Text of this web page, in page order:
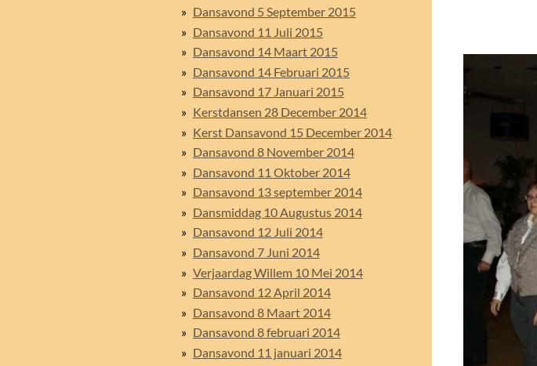
Dansavond 5 September 2015
Dansavond 11 Juli 2015
Dansavond 14 Maart 2015
Dansavond 14 Februari 2015
Dansavond 17 Januari 2015
Kerstdansen 28 December 2014
Kerst Dansavond 15 December 2014
Dansavond 8 November 2014
Dansavond 11 Oktober 2014
Dansavond 13 september 2014
Dansmiddag 10 Augustus 2014
Dansavond 12 Juli 2014
Dansavond 7 Juni 2014
Verjaardag Willem 10 Mei 2014
Dansavond 12 April 2014
Dansavond 8 Maart 2014
Dansavond 8 februari 2014
Dansavond 11 januari 2014